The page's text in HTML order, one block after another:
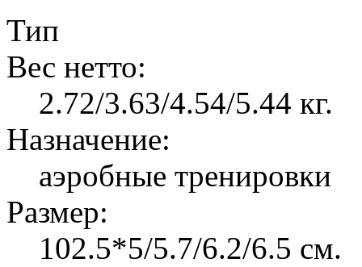
Тип
Вес нетто:
2.72/3.63/4.54/5.44 кг.
Назначение:
аэробные тренировки
Размер:
102.5*5/5.7/6.2/6.5 см.